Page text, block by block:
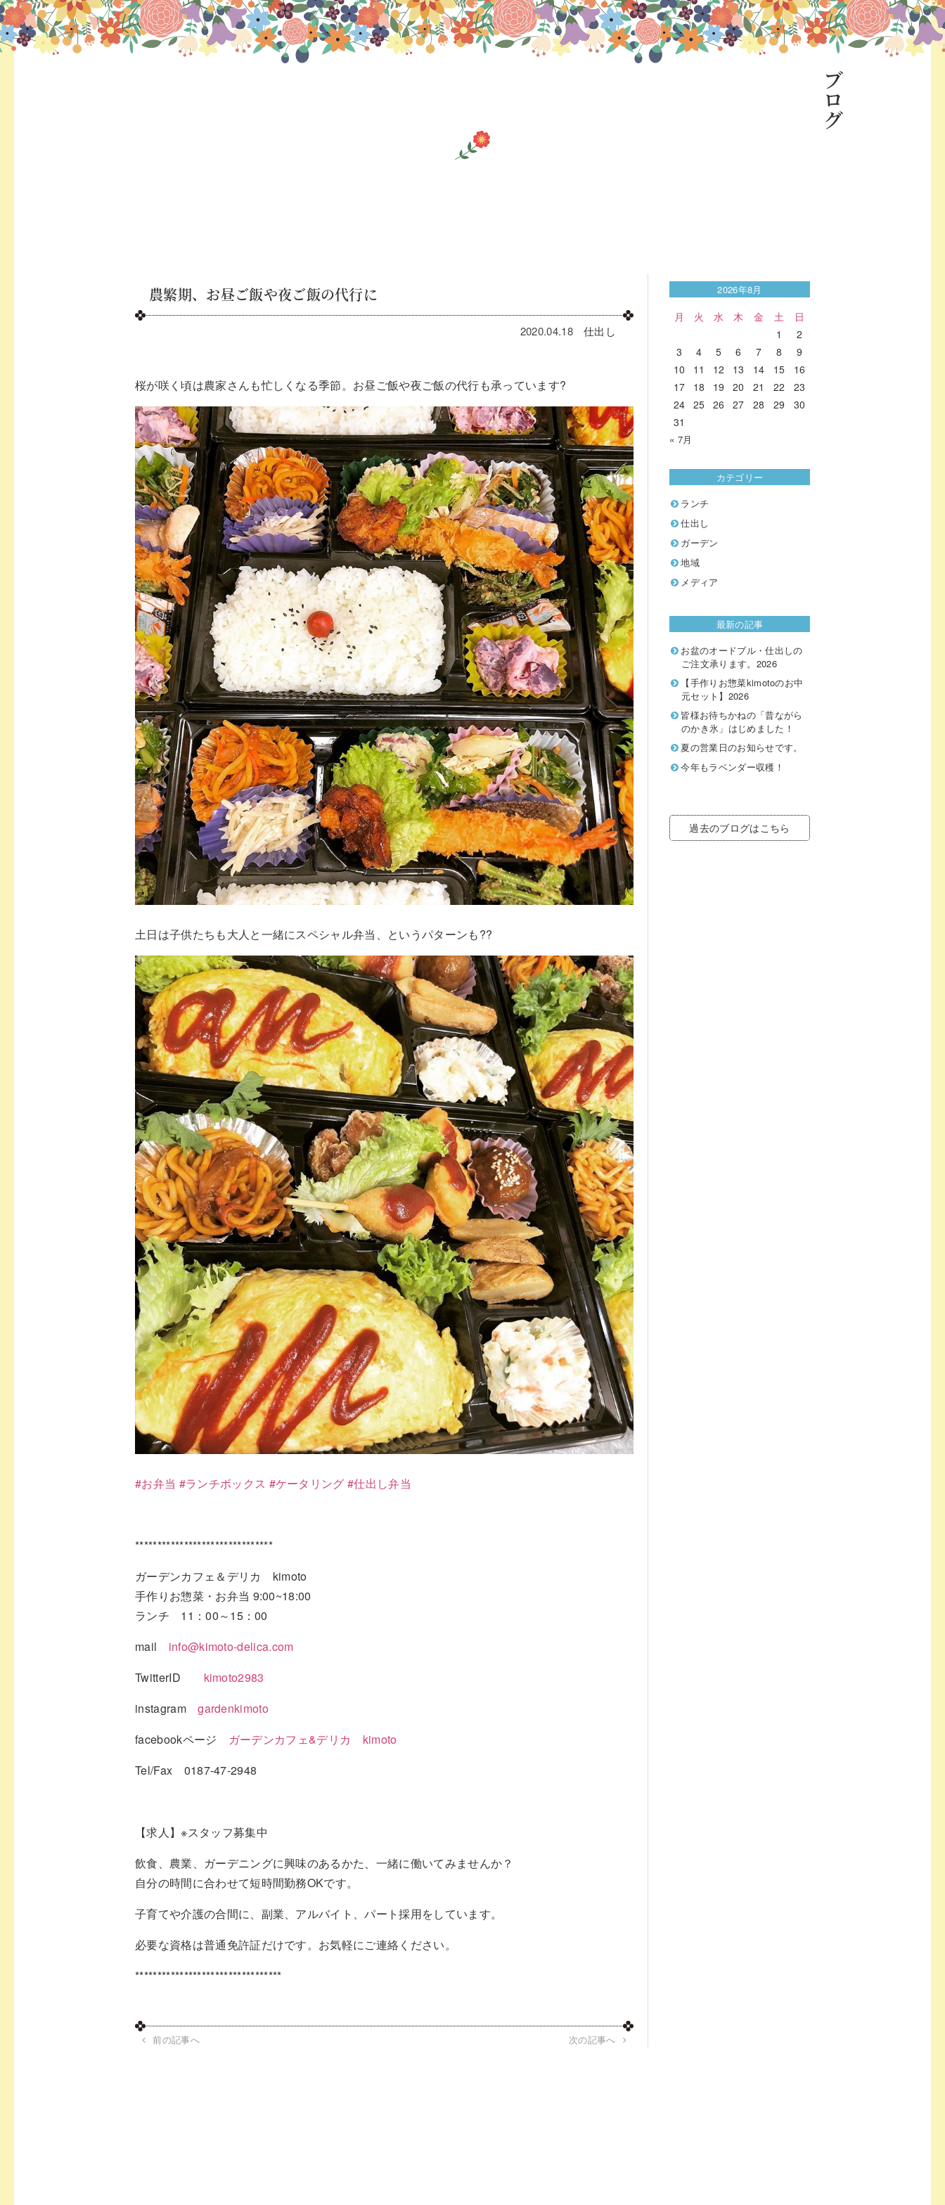
ブログ
農繁期、お昼ご飯や夜ご飯の代行に
2020.04.18 仕出し
桜が咲く頃は農家さんも忙しくなる季節。お昼ご飯や夜ご飯の代行も承っています?
土日は子供たちも大人と一緒にスペシャル弁当、というパターンも??
#お弁当 #ランチボックス #ケータリング #仕出し弁当
*******************************
ガーデンカフェ＆デリカ kimoto
手作りお惣菜・お弁当 9:00~18:00
ランチ 11：00～15：00
mail info@kimoto-delica.com
TwitterID kimoto2983
instagramgardenkimoto
facebookページ ガーデンカフェ&デリカ kimoto
Tel/Fax 0187-47-2948
【求人】※スタッフ募集中
飲食、農業、ガーデニングに興味のあるかた、一緒に働いてみませんか？
自分の時間に合わせて短時間勤務OKです。
子育てや介護の合間に、副業、アルバイト、パート採用をしています。
必要な資格は普通免許証だけです。お気軽にご連絡ください。
*********************************
前の記事へ 次の記事へ
2026年8月
月 火 水 木 金 土
日
1
2
3
4 5 6 7 8
9
10
11 12 13 14 15
16
17
18 19 20 21 22
23
24 25 26 27 28 29
30
31
« 7月
カテゴリー
ランチ
仕出し
ガーデン
地域
メディア
最新の記事
お盆のオードブル・仕出しの
ご注文承ります。2026
【手作りお惣菜kimotoのお中
元セット】2026
皆様お待ちかねの「昔ながら
のかき氷」はじめました！
夏の営業日のお知らせです。
今年もラベンダー収穫！
過去のブログはこちら